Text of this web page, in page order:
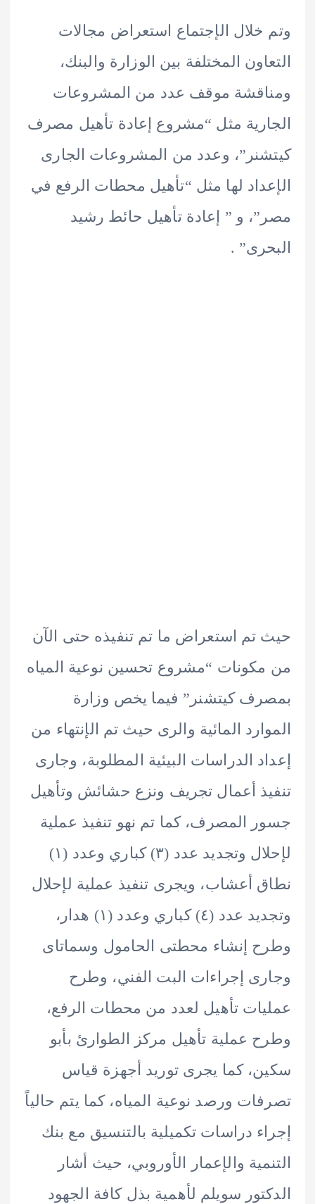
الإجتماع استعراض مجالات
المختلفة بين الوزارة والبنك،
موقف عدد من المشروعات
مثل “مشروع إعادة تأهيل مصرف
وعدد من المشروعات الجارى
لها مثل “تأهيل محطات الرفع في
و ” إعادة تأهيل حائط رشيد
.
تم استعراض ما تم تنفيذه حتى الآن
“مشروع تحسين نوعية المياه
كيتشنر” فيما يخص وزارة
المائية والرى حيث تم الإنتهاء من
الدراسات البيئية المطلوبة، وجارى
أعمال تجريف ونزع حشائش وتأهيل
المصرف، كما تم نهو تنفيذ عملية
لإحلال وتجديد عدد (٣) كباري وعدد (١)
أعشاب، ويجرى تنفيذ عملية لإحلال
وتجديد عدد (٤) كباري وعدد (١) هدار،
إنشاء محطتى الحامول وسماتاى
إجراءات البت الفني، وطرح
تأهيل لعدد من محطات الرفع،
عملية تأهيل مركز الطوارئ بأبو
كما يجرى توريد أجهزة قياس
ورصد نوعية المياه، كما يتم حالياً
دراسات تكميلية بالتنسيق مع بنك
والإعمار الأوروبي، حيث أشار
سويلم لأهمية بذل كافة الجهود